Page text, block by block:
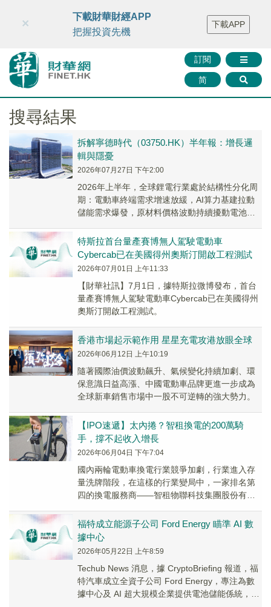
財華智庫網 FINTV FINMETA 財華證券 媒體矩陣
智庫沙龍
聯絡我們
訂閱
简
×
下載財華財經APP
把握投資先機
下載APP
搜尋結果
拆解寧德時代（03750.HK）半年報：增長邏
輯與隱憂
2026年07月27日 下午2:00
2026年上半年，全球鋰電行業處於結構性分化周
期：電動車終端需求增速放緩，AI算力基建拉動
儲能需求爆發，原材料價格波動持續擾動電池企
特斯拉首台量產賽博無人駕駛電動車
Cybercab已在美國得州奧斯汀開啟工程測試
2026年07月01日 上午11:33
【財華社訊】7月1日，據特斯拉微博發布，首台
量產賽博無人駕駛電動車Cybercab已在美國得州
奧斯汀開啟工程測試。
香港市場起示範作用 星星充電攻港放眼全球
2026年06月12日 上午10:19
隨著國際油價波動飆升、氣候變化持續加劇、環
保意識日益高漲、中國電動車品牌更進一步成為
全球新車銷售市場中一股不可逆轉的強大勢力。
【IPO速遞】太內捲？智租換電的200萬騎
手，撐不起收入增長
2026年06月04日 下午7:04
國內兩輪電動車換電行業競爭加劇，行業進入存
量洗牌階段，在這樣的行業變局中，一家排名第
四的換電服務商——智租物聯科技集團股份有限
所遞交...
福特成立能源子公司 Ford Energy 瞄準 AI 數
據中心
2026年05月22日 上午8:59
Techub News 消息，據 CryptoBriefing 報道，福
特汽車成立全資子公司 Ford Energy，專注為數
據中心及 AI 超大規模企業提供電池儲能係統，計